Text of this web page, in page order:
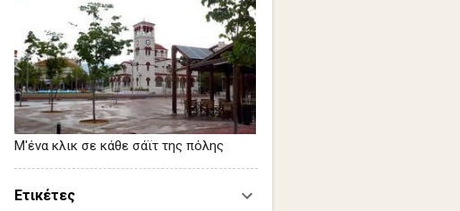
Μ'ένα κλικ σε κάθε σάϊτ της πόλης
Ετικέτες